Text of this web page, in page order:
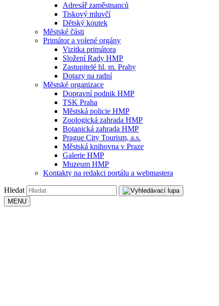
Adresář zaměstnanců
Tiskový mluvčí
Dětský koutek
Městské části
Primátor a volené orgány
Vizitka primátora
Složení Rady HMP
Zastupitelé hl. m. Prahy
Dotazy na radní
Městské organizace
Dopravní podnik HMP
TSK Praha
Městská policie HMP
Zoologická zahrada HMP
Botanická zahrada HMP
Prague City Tourism, a.s.
Městská knihovna v Praze
Galerie HMP
Muzeum HMP
Kontakty na redakci portálu a webmastera
Hledat
MENU